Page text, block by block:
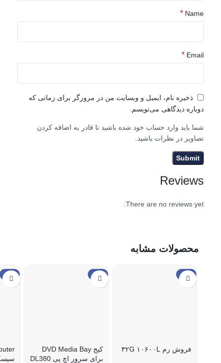
Reviews
There are no reviews yet.
Name
*
Email
*
ذخیره نام، ایمیل و وبسایت من در مرورگر برای زمانی که
دوباره دیدگاهی می‌نویسم.
شما باید وارد حساب خود شده باشید تا قادر به اضافه کردن
تصاویر در نظرات باشید.
محصولات مشابه
حراج
فروش رم ۳۲G ۱۰۶۰۰L
حراج
کیج DVD Media Bay
برای سرور اچ پی DL380
حراج